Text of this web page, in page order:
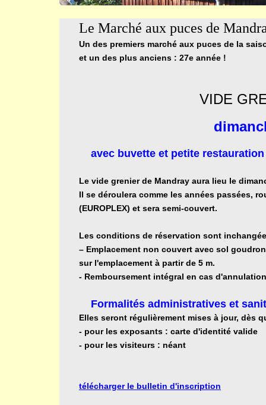
Le Marché aux puces de
Un des premiers marché aux puces de la
et un des plus anciens : 27e année !
VIDE
avec buvette et petite
Le vide grenier de Mandray aura lieu le
Il se déroulera comme les années passées,
(EUROPLEX) et sera semi-couvert.
Les conditions de réservation sont
– Emplacement non couvert avec sol
sur l'emplacement à partir de 5 m.
- Remboursement intégral en cas
Formalités administratives et
Elles seront régulièrement mises à jour, dès
- pour les exposants : carte d'identité valide
- pour les visiteurs : néant
télécharger le bulletin d'inscription